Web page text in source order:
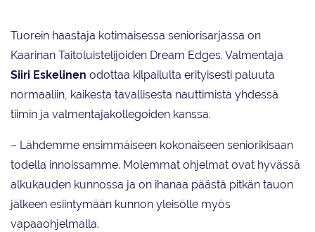
Tuorein haastaja kotimaisessa seniorisarjassa on
Kaarinan Taitoluistelijoiden Dream Edges. Valmentaja
Siiri Eskelinen odottaa kilpailulta erityisesti paluuta
normaaliin, kaikesta tavallisesta nauttimista yhdessä
tiimin ja valmentajakollegoiden kanssa.
– Lähdemme ensimmäiseen kokonaiseen seniorikisaan
todella innoissamme. Molemmat ohjelmat ovat hyvässä
alkukauden kunnossa ja on ihanaa päästä pitkän tauon
jälkeen esiintymään kunnon yleisölle myös
vapaaohjelmalla.